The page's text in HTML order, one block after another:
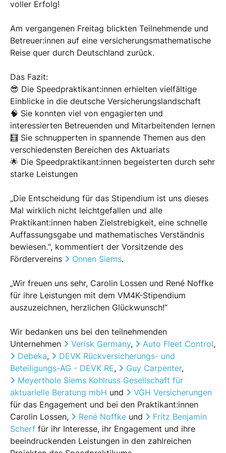
voller Erfolg!
Am vergangenen Freitag blickten Teilnehmende und
Betreuer:innen auf eine versicherungsmathematische
Reise quer durch Deutschland zurück.
Das Fazit:
😎 Die Speedpraktikant:innen erhielten vielfältige
Einblicke in die deutsche Versicherungslandschaft
🧠 Sie konnten viel von engagierten und
interessierten Betreuenden und Mitarbeitenden lernen
🧮 Sie schnupperten in spannende Themen aus den
verschiedensten Bereichen des Aktuariats
🌟 Die Speedpraktikant:innen begeisterten durch sehr
starke Leistungen
„Die Entscheidung für das Stipendium ist uns dieses
Mal wirklich nicht leichtgefallen und alle
Praktikant:innen haben Zielstrebigkeit, eine schnelle
Auffassungsgabe und mathematisches Verständnis
bewiesen.“, kommentiert der Vorsitzende des
Fördervereins
Onnen Siems.
„Wir freuen uns sehr, Carolin Lossen und René Noffke
für ihre Leistungen mit dem VM4K-Stipendium
auszuzeichnen, herzlichen Glückwunsch!“
Wir bedanken uns bei den teilnehmenden
Unternehmen
Verisk Germany, Auto Fleet Control,
Debeka,
DEVK Rückversicherungs- und
Beteiligungs-AG - DEVK RE, Guy Carpenter,
Meyerthole Siems Kohlruss Gesellschaft für
aktuarielle Beratung mbH und
VGH Versicherungen
für das Engagement und bei den Praktikant:innen
Carolin Lossen,
René Noffke und
Fritz Benjamin
Scherf für ihr Interesse, ihr Engagement und ihre
beeindruckenden Leistungen in den zahlreichen